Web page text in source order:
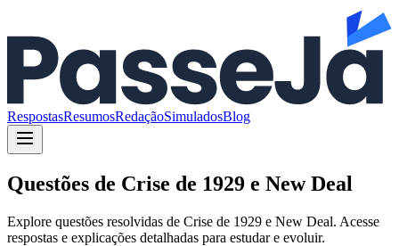
RespostasResumosRedaçãoSimuladosBlog
Questões de Crise de 1929 e New Deal
Explore questões resolvidas de Crise de 1929 e New Deal. Acesse
respostas e explicações detalhadas para estudar e evoluir.